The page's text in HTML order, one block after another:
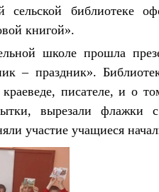
сельской библиотеке
книгой».
школе прошла
– праздник».
писателе, и о
вырезали флажки
участие учащиеся